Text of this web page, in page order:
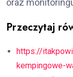
Przeczytaj
https://
kempingowe-